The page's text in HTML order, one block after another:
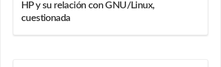
HP y su relación con GNU/Linux,
cuestionada